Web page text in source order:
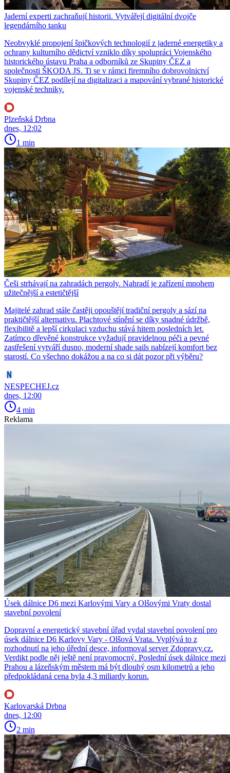
Jaderní experti zachraňují historii. Vytvářejí digitální dvojče
legendárního tanku
Neobvyklé propojení špičkových technologií z jaderné energetiky a
ochrany kulturního dědictví vzniklo díky spolupráci Vojenského
historického ústavu Praha a odborníků ze Skupiny ČEZ a
společnosti ŠKODA JS. Ti se v rámci firemního dobrovolnictví
Skupiny ČEZ podílejí na digitalizaci a mapování vybrané historické
vojenské techniky.
Plzeňská Drbna
dnes, 12:02
1 min
Češi strhávají na zahradách pergoly. Nahradí je zařízení mnohem
užitečnější a estetičtější
Majitelé zahrad stále častěji opouštějí tradiční pergoly a sází na
praktičtější alternativu. Plachtové stínění se díky snadné údržbě,
flexibilitě a lepší cirkulaci vzduchu stává hitem posledních let.
Zatímco dřevěné konstrukce vyžadují pravidelnou péči a pevné
zastřešení vytváří dusno, moderní shade sails nabízejí komfort bez
starostí. Co všechno dokážou a na co si dát pozor při výběru?
NESPECHEJ.cz
dnes, 12:00
4 min
Reklama
Úsek dálnice D6 mezi Karlovými Vary a Olšovými Vraty dostal
stavební povolení
Dopravní a energetický stavební úřad vydal stavební povolení pro
úsek dálnice D6 Karlovy Vary - Olšová Vrata. Vyplývá to z
rozhodnutí na jeho úřední desce, informoval server Zdopravy.cz.
Verdikt podle něj ještě není pravomocný. Poslední úsek dálnice mezi
Prahou a lázeňským městem má být dlouhý osm kilometrů a jeho
předpokládaná cena byla 4,3 miliardy korun.
Karlovarská Drbna
dnes, 12:00
2 min